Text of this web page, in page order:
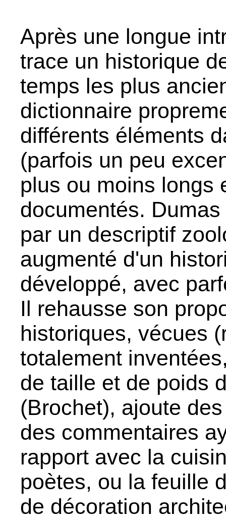
Après une longue
trace un historique
temps les plus
dictionnaire
différents éléments
(parfois un peu
plus ou moins longs
documentés.
par un descriptif
augmenté d'un
développé, avec
Il rehausse son
historiques, vécues
totalement
de taille et de poids
(Brochet), ajoute
des commentaires
rapport avec la
poètes, ou la feuille
de décoration